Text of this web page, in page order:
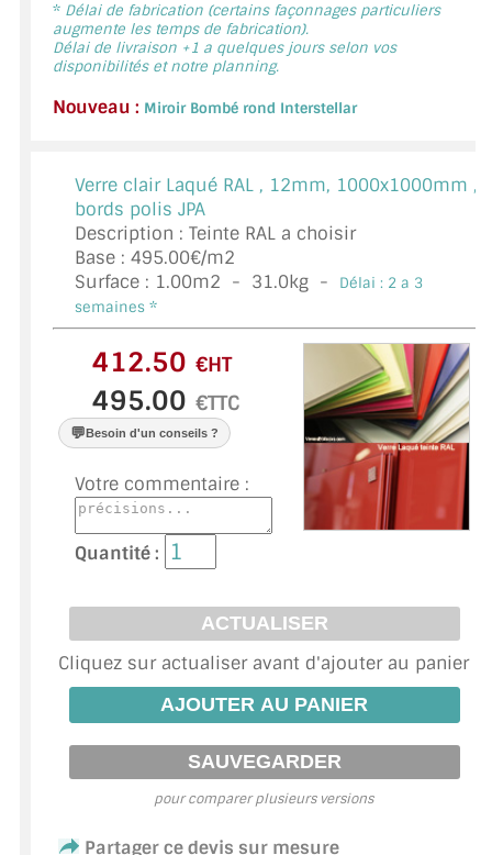
MIROIR POUR SALLE DE DANSE
MIROIR ENCADRÉ
VERRE SUR MESURE
VERRE EXTRACLAIR
VERRE TREMPÉ (SÉCURIT)
VERRE FEUILLETÉ
VERRE ANTI-REFLET
VERRE FEUILLETÉ/TREMPÉ
DALLE DE SOL EN VERRE
PORTE EN VERRE
GARDE CORPS EN VERRE
VERRIÈRE TYPE ATELIER
VERRES TEXTURÉS
PLEXIGLAS PMMA
* Délai de fabrication (certains façonnages particuliers
augmente les temps de fabrication).
Délai de livraison +1 a quelques jours selon vos
disponibilités et notre planning.
Nouveau : Miroir Bombé rond Interstellar
Verre clair Laqué RAL , 12mm, 1000x1000mm ,
bords polis JPA
Description : Teinte RAL a choisir
Base : 495.00€/m2
Surface : 1.00m2 - 31.0kg -
Délai : 2 a 3
semaines *
€HT
€TTC
💬Besoin d'un conseils ?
Votre commentaire :
Quantité :
Cliquez sur actualiser avant d'ajouter au panier
pour comparer plusieurs versions
Partager ce devis sur mesure